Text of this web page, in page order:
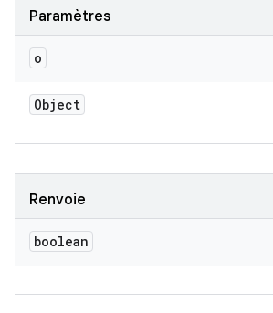
Paramètres
o
Object
Renvoie
boolean